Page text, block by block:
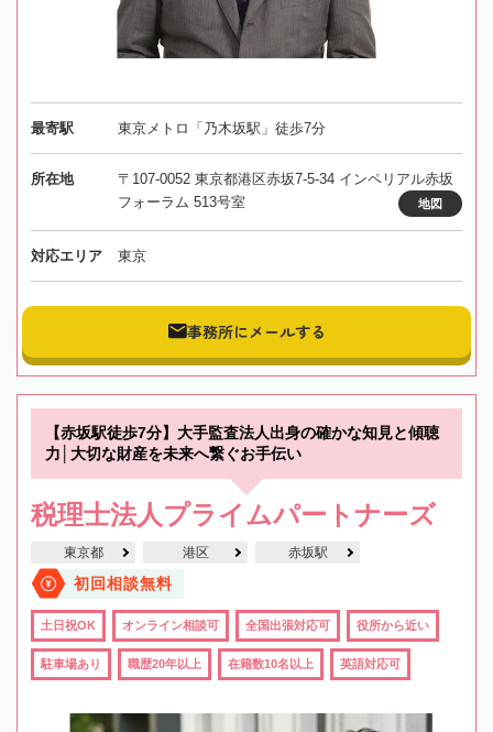
最寄駅 東京メトロ「乃木坂駅」徒歩7分
所在地
〒107-0052 東京都港区赤坂7-5-34 インペリアル赤坂
フォーラム 513号室
地図
対応エリア 東京
事務所にメールする
【赤坂駅徒歩7分】大手監査法人出身の確かな知見と傾聴
力│大切な財産を未来へ繋ぐお手伝い
税理士法人プライムパートナーズ
東京都 港区 赤坂駅
初回相談無料
土日祝OK オンライン相談可 全国出張対応可 役所から近い
駐車場あり 職歴20年以上 在籍数10名以上 英語対応可